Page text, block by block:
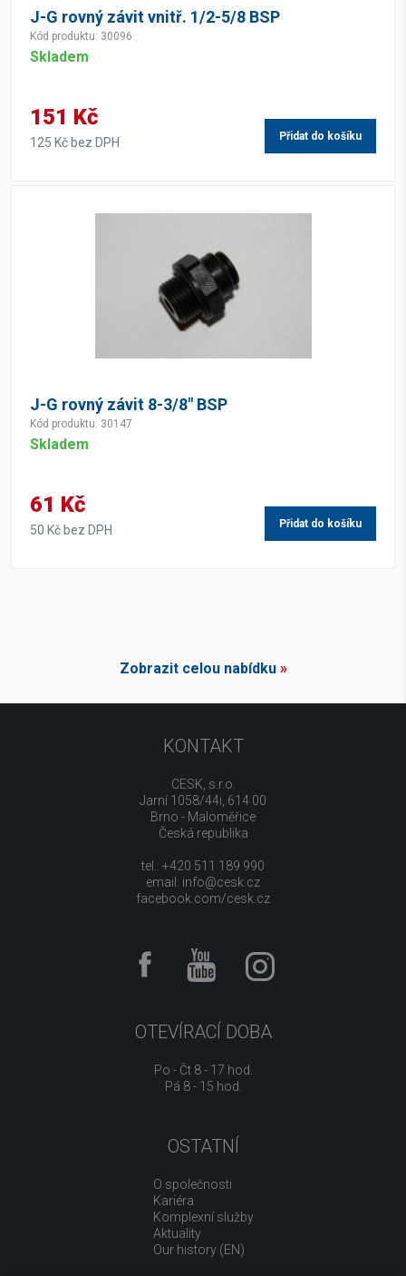
J-G rovný závit vnitř. 1/2-5/8 BSP
Kód produktu: 30096
Skladem
151 Kč
125 Kč bez DPH Přidat do košíku
J-G rovný závit 8-3/8" BSP
Kód produktu: 30147
Skladem
61 Kč
50 Kč bez DPH Přidat do košíku
Zobrazit celou nabídku»
KONTAKT
CESK, s.r.o.
Jarní 1058/44i, 614 00
Brno - Maloměřice
Česká republika
tel.: +420 511 189 990
email: info@cesk.cz
facebook.com/cesk.cz
OTEVÍRACÍ DOBA
Po - Čt 8 - 17 hod.
Pá 8 - 15 hod.
OSTATNÍ
O společnosti
Kariéra
Komplexní služby
Aktuality
Our history (EN)